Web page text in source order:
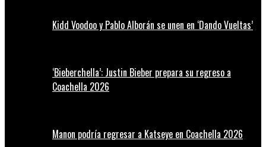
Kidd Voodoo y Pablo Alborán se unen en ‘Dando Vueltas’
‘Bieberchella’: Justin Bieber prepara su regreso a
Coachella 2026
Manon podría regresar a Katseye en Coachella 2026